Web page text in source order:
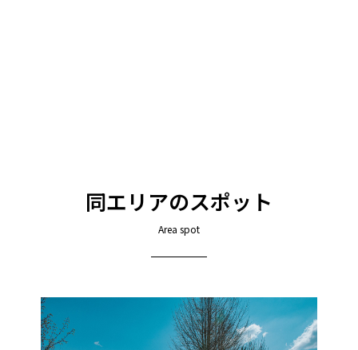
同エリアのスポット
Area spot